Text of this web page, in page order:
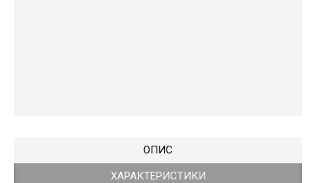
ОПИС
ХАРАКТЕРИСТИКИ